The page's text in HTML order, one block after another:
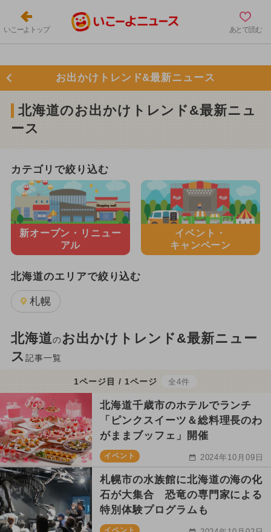
いこーよトップ あとで読む
お出かけトレンド&最新ニュース
北海道のお出かけトレンド&最新ニュ
ース
カテゴリで絞り込む
新オープン・ リニュー
アル
イベント・
キャンペーン
北海道のエリアで絞り込む
札幌
北海道のお出かけトレンド&最新ニュー
ス 記事一覧
1ページ目 / 1ページ 全4件
北海道千歳市のホテルでランチ
「ピンクスイーツ＆総料理長のわ
がままブッフェ」開催
イベント 2024年10月09日
札幌市の水族館に北海道の海の化
石が大集合 恐竜の専門家による
特別体験プログラムも
イベント